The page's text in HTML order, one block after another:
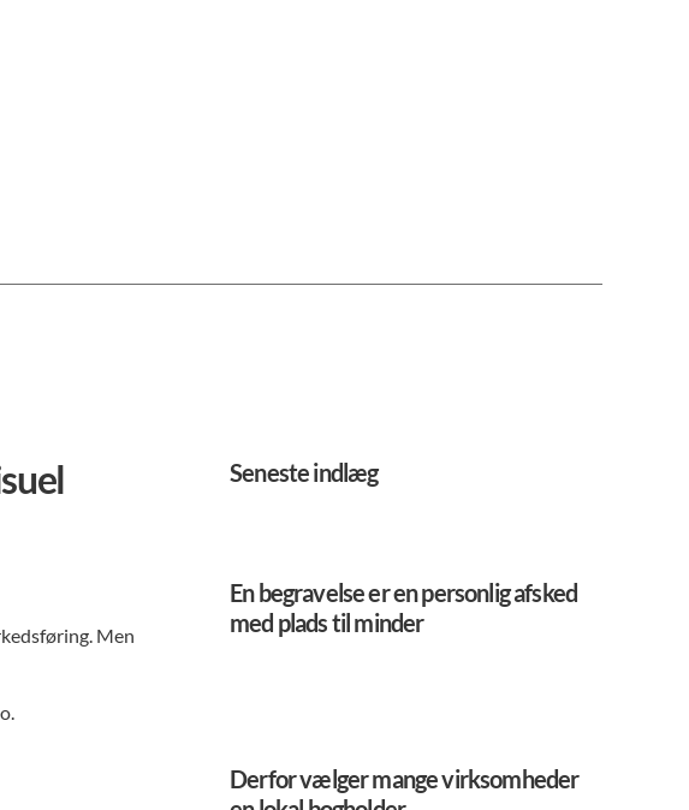
Men
Seneste indlæg
En begravelse er en personlig afsked
med plads til minder
Derfor vælger mange virksomheder